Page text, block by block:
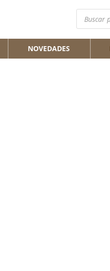
Búsqueda
productos
NOVEDADES